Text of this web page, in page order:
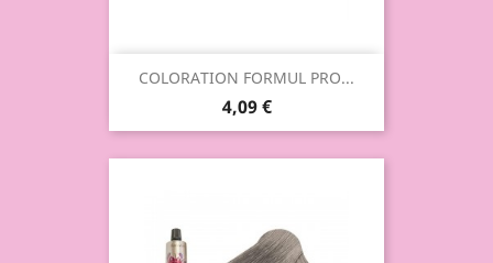
COLORATION FORMUL PRO...
4,09 €